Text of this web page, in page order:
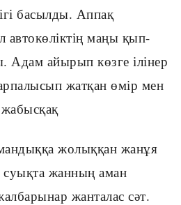
басылды. Аппақ
маңы қып-
Адам айырып көзге ілінер
жатқан өмір мен
жолыққан жанұя
суықта жанның аман
жанталас сәт.